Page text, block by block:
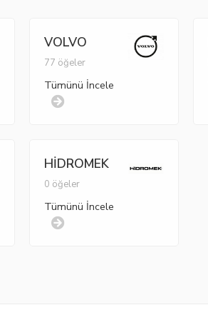
VOLVO
77 öğeler
Tümünü İncele
HİDROMEK
0 öğeler
Tümünü İncele